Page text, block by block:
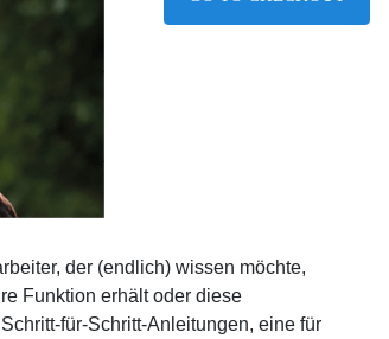
der (endlich) wissen möchte,
Funktion erhält oder diese
für-Schritt-Anleitungen, eine für